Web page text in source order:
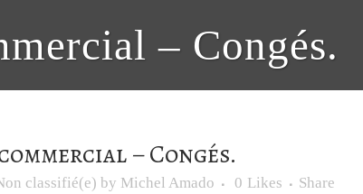
– Congés.
– Congés.
classifié(e) by Michel Amado 0 Likes Share